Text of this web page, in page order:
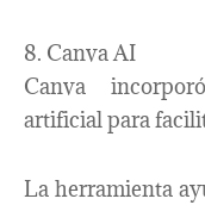
8. Canva AI
Canva
artificial para
La herramienta